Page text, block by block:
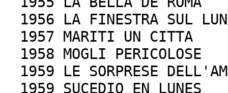
1956 LA FINESTRA SUL
1957 MARITI UN CITTA
1958 MOGLI PERICOLOSE
1959 LE SORPRESE
1959 SUCEDIO EN LUNES